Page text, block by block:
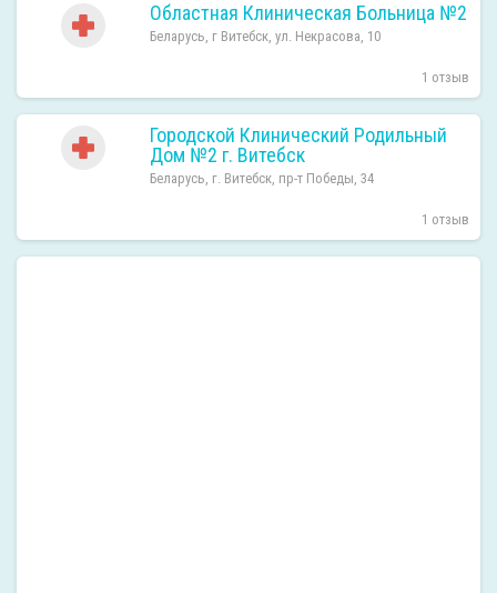
Областная Клиническая Больница №2
Беларусь, г Витебск, ул. Некрасова, 10
1 отзыв
Городской Клинический Родильный
Дом №2 г. Витебск
Беларусь, г. Витебск, пр-т Победы, 34
1 отзыв